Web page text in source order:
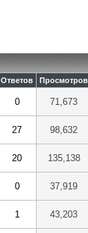
Ответов Просмотров
0 71,673
27 98,632
20 135,138
0 37,919
1 43,203